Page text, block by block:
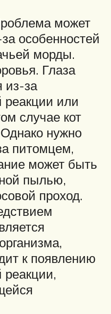
может
особенностей
морды.
Глаза
из-за
реакции или
случае кот
нужно
питомцем,
может быть
пылью,
проход.
к появлению
реакции,